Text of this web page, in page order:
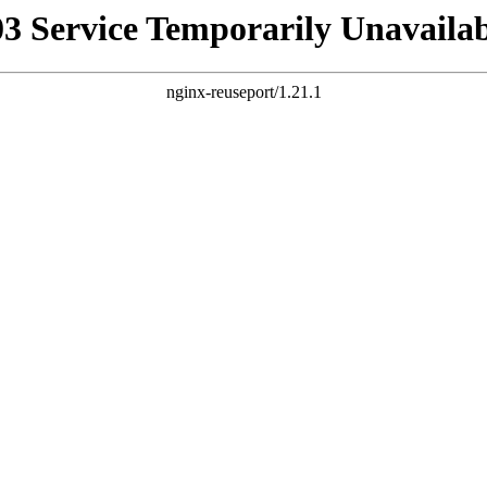
Service Temporarily
nginx-reuseport/1.21.1